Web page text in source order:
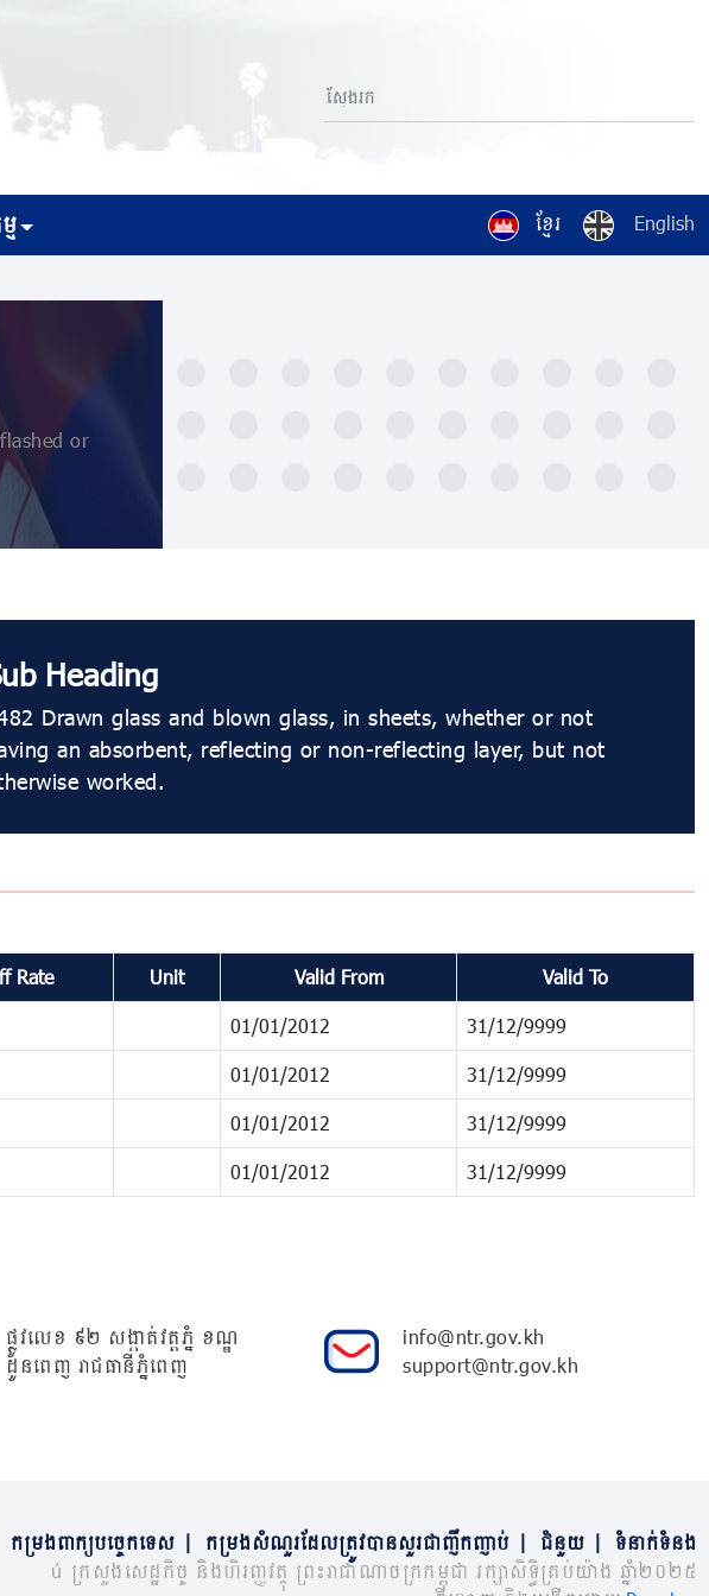
ខ្មែរ English
or
Heading
Drawn glass and blown glass, in sheets, whether or not
an absorbent, reflecting or non-reflecting layer, but not
worked.
Rate Unit Valid From Valid To
01/01/2012 31/12/9999
01/01/2012 31/12/9999
01/01/2012 31/12/9999
01/01/2012 31/12/9999
ផ្លូវលេខ ៩២ សង្កាត់វត្តភ្នំ ខណ្ឌ
ដូនពេញ រាជធានីភ្នំពេញ
info@ntr.gov.kh
support@ntr.gov.kh
កម្រងពាក្យបច្ចេកទេស កម្រងសំណួរដែលត្រូវបានសួរជាញឹកញាប់ ជំនួយ
ទំនាក់ទំនង
© ក្រសួងសេដ្ឋកិច្ច និងហិរញ្ញវត្ថុ ព្រះរាជាណាចក្រកម្ពុជា រក្សាសិទ្ធិគ្រប់យ៉ាង ឆ្នាំ២០២៥